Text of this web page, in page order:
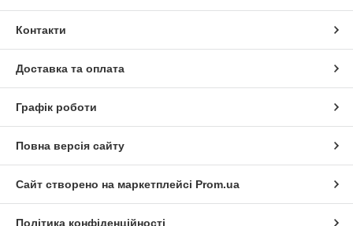
Контакти
Доставка та оплата
Графік роботи
Повна версія сайту
Сайт створено на маркетплейсі Prom.ua
Політика конфіденційності